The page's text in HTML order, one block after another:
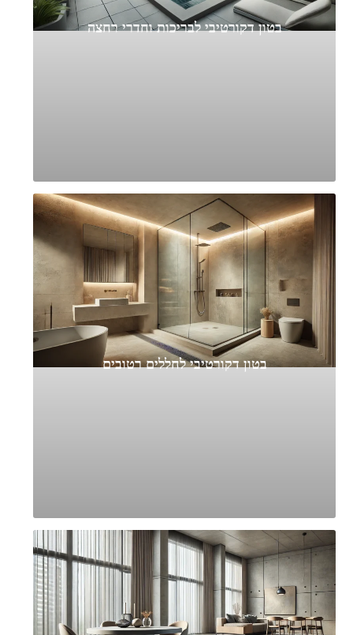
בטון דקורטיבי לבריכות וחדרי רחצה
בטון דקורטיבי לחללים רטובים